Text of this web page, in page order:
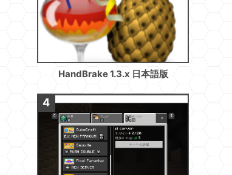
HandBrake 1.3.x 日本語版